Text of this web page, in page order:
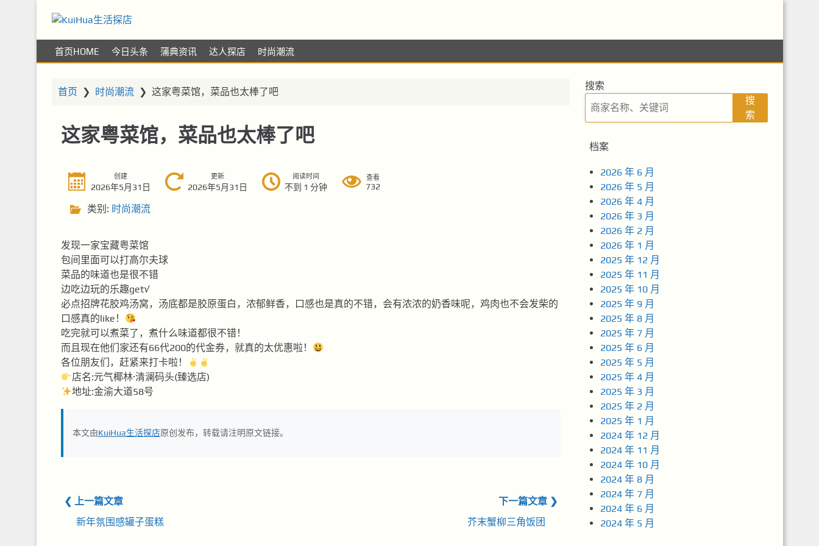
首页HOME 今日头条 蒲典资讯 达人探店 时尚潮流
首页 ❯ 时尚潮流❯ 这家粤菜馆，菜品也太棒了吧
这家粤菜馆，菜品也太棒了吧
创建
2026年5月31日
更新
2026年5月31日
阅读时间
不到 1 分钟
查看
732
类别: 时尚潮流
发现一家宝藏粤菜馆
包间里面可以打高尔夫球
菜品的味道也是很不错
边吃边玩的乐趣get√
必点招牌花胶鸡汤窝，汤底都是胶原蛋白，浓郁鲜香，口感也是真的不错，会有浓浓的奶香味呢，鸡肉也不会发柴的
口感真的like！
吃完就可以煮菜了，煮什么味道都很不错！
而且现在他们家还有66代200的代金券，就真的太优惠啦！
各位朋友们，赶紧来打卡啦！
店名:元气椰林·清澜码头(臻选店)
地址:金渝大道58号
本文由KuiHua生活探店原创发布，转载请注明原文链接。
❮ 上一篇文章
新年氛围感罐子蛋糕
下一篇文章 ❯
芥末蟹柳三角饭团
搜索
搜
索
档案
2026 年 6 月
2026 年 5 月
2026 年 4 月
2026 年 3 月
2026 年 2 月
2026 年 1 月
2025 年 12 月
2025 年 11 月
2025 年 10 月
2025 年 9 月
2025 年 8 月
2025 年 7 月
2025 年 6 月
2025 年 5 月
2025 年 4 月
2025 年 3 月
2025 年 2 月
2025 年 1 月
2024 年 12 月
2024 年 11 月
2024 年 10 月
2024 年 8 月
2024 年 7 月
2024 年 6 月
2024 年 5 月